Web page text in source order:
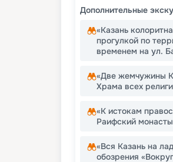
Дополнительные
«Казань
прогулкой по
временем на ул.
«Две жемчужины
Храма всех
«К истокам
Раифский
«Вся Казань на
обозрения